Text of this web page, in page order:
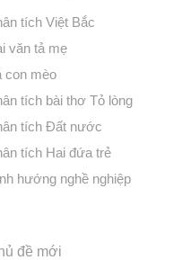
tích Việt Bắc
văn tả mẹ
con mèo
tích bài thơ Tỏ lòng
tích Đất nước
tích Hai đứa trẻ
hướng nghề nghiệp
đề mới